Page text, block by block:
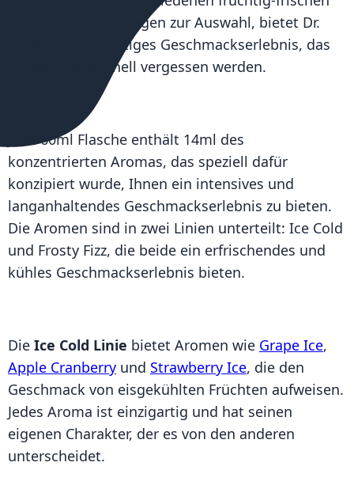
Geschmacksrichtungen zur Auswahl, bietet Dr.
Frost ein einzigartiges Geschmackserlebnis, das
Sie nicht so schnell vergessen werden.
Jede 60ml Flasche enthält 14ml des
konzentrierten Aromas, das speziell dafür
konzipiert wurde, Ihnen ein intensives und
langanhaltendes Geschmackserlebnis zu bieten.
Die Aromen sind in zwei Linien unterteilt: Ice Cold
und Frosty Fizz, die beide ein erfrischendes und
kühles Geschmackserlebnis bieten.
Die Ice Cold Linie bietet Aromen wie Grape Ice,
Apple Cranberry und Strawberry Ice, die den
Geschmack von eisgekühlten Früchten aufweisen.
Jedes Aroma ist einzigartig und hat seinen
eigenen Charakter, der es von den anderen
unterscheidet.